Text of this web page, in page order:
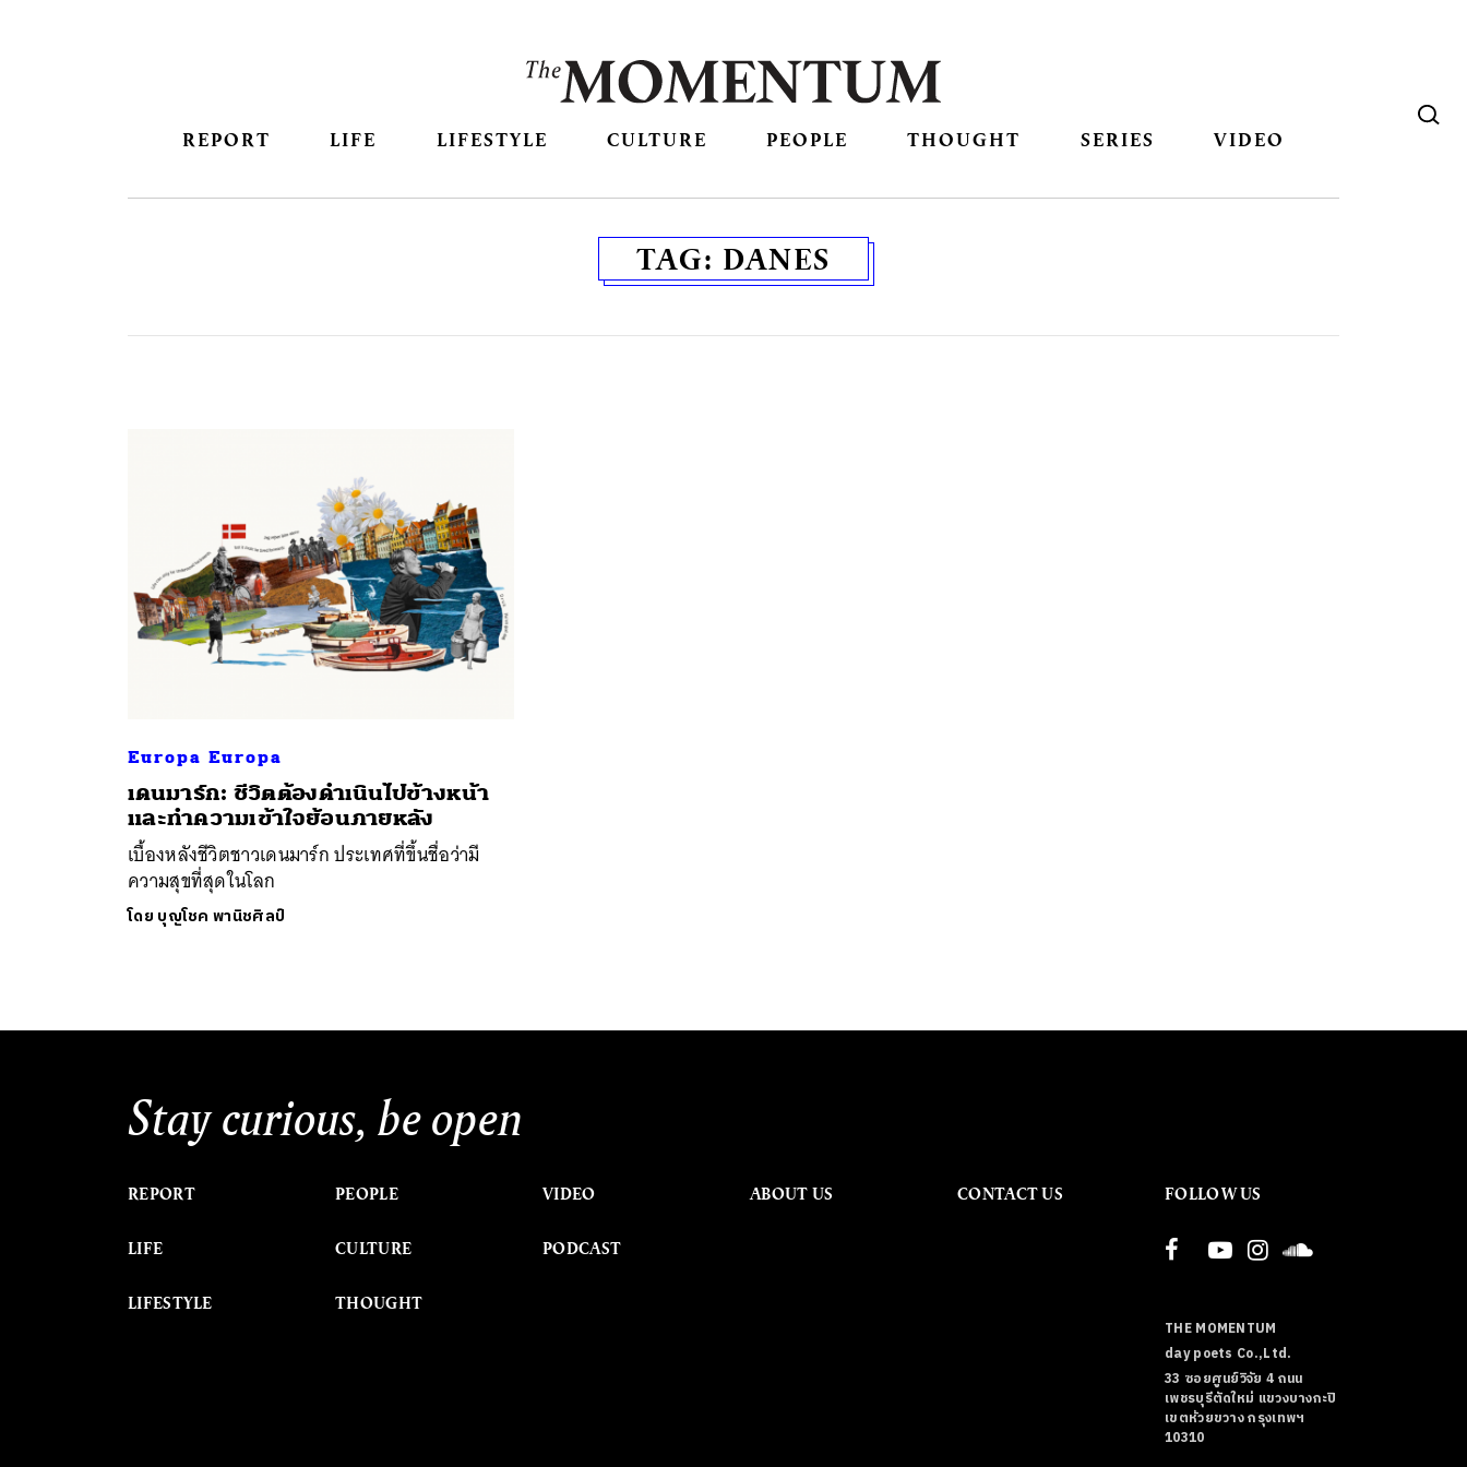
REPORT LIFE LIFESTYLE CULTURE PEOPLE THOUGHT SERIES VIDEO
TAG: DANES
Europa Europa
เดนมาร์ก: ชีวิตต้องดำเนินไปข้างหน้า
และทำความเข้าใจย้อนภายหลัง
เบื้องหลังชีวิตชาวเดนมาร์ก ประเทศที่ขึ้นชื่อว่ามี
ความสุขที่สุดในโลก
โดย บุญโชค พานิชศิลป์
Stay curious, be open
REPORT
LIFE
LIFESTYLE
PEOPLE
CULTURE
THOUGHT
VIDEO
PODCAST
ABOUT US CONTACT US FOLLOW US
THE MOMENTUM
day poets Co.,Ltd.
33 ซอยศูนย์วิจัย 4 ถนน
เพชรบุรีตัดใหม่ แขวงบางกะปิ
เขตห้วยขวาง กรุงเทพฯ
10310